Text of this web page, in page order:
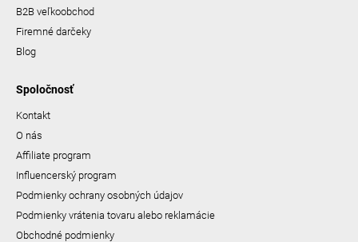
B2B veľkoobchod
Firemné darčeky
Blog
Spoločnosť
Kontakt
O nás
Affiliate program
Influencerský program
Podmienky ochrany osobných údajov
Podmienky vrátenia tovaru alebo reklamácie
Obchodné podmienky